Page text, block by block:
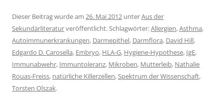
Dieser Beitrag wurde am 26. Mai 2012 unterAus der
Sekundärliteraturveröffentlicht. Schlagwörter:Allergien,Asthma,
Autoimmunerkrankungen, Darmepithel, Darmflora, David Hill,
Edgardo D. Carosella, Embryo, HLA-G, Hygiene-Hypothese, IgE,
Immunabwehr, Immuntoleranz, Mikroben, Mutterleib, Nathalie
Rouas-Freiss, natürliche Killerzellen,Spektrum der Wissenschaft,
Torsten Olszak.